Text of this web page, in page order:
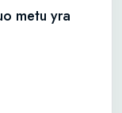
metu yra